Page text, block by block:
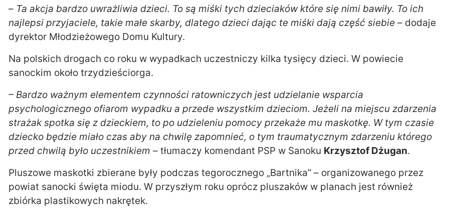
– Ta akcja bardzo uwrażliwia dzieci. To są miśki tych dzieciaków które się nimi bawiły. To ich
najlepsi przyjaciele, takie małe skarby, dlatego dzieci dając te miśki dają część siebie – dodaje
dyrektor Młodzieżowego Domu Kultury.
Na polskich drogach co roku w wypadkach uczestniczy kilka tysięcy dzieci. W powiecie
sanockim około trzydzieściorga.
– Bardzo ważnym elementem czynności ratowniczych jest udzielanie wsparcia
psychologicznego ofiarom wypadku a przede wszystkim dzieciom. Jeżeli na miejscu zdarzenia
strażak spotka się z dzieckiem, to po udzieleniu pomocy przekaże mu maskotkę. W tym czasie
dziecko będzie miało czas aby na chwilę zapomnieć, o tym traumatycznym zdarzeniu którego
przed chwilą było uczestnikiem – tłumaczy komendant PSP w Sanoku Krzysztof Dżugan.
Pluszowe maskotki zbierane były podczas tegorocznego „Bartnika” – organizowanego przez
powiat sanocki święta miodu. W przyszłym roku oprócz pluszaków w planach jest również
zbiórka plastikowych nakrętek.